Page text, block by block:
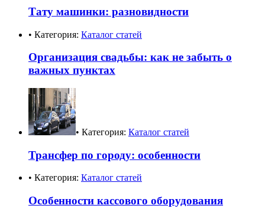
Тату машинки: разновидности
• Категория: Каталог статей
Организация свадьбы: как не забыть о
важных пунктах
• Категория: Каталог статей
Трансфер по городу: особенности
• Категория: Каталог статей
Особенности кассового оборудования